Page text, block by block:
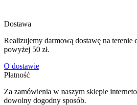
Dostawa
Realizujemy darmową dostawę na terenie
powyżej 50 zł.
O dostawie
Płatność
Za zamówienia w naszym sklepie
dowolny dogodny sposób.